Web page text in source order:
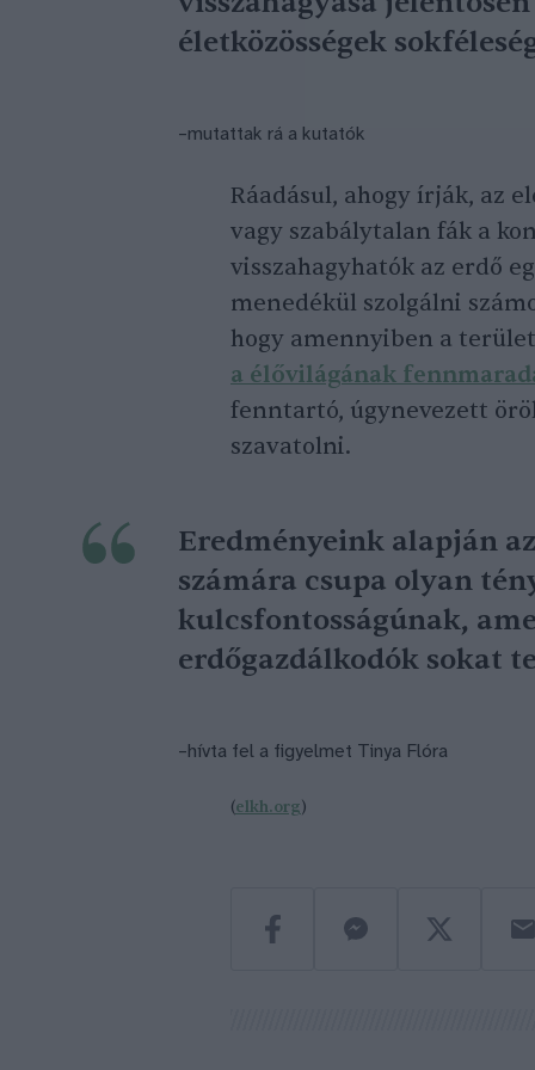
életközösségek
–mutattak rá a kutatók
Ráadásul, ahogy írják, az
vagy szabálytalan fák a
visszahagyhatók az erdő
menedékül szolgálni
hogy amennyiben a
a élővilágának
fenntartó, úgynevezett
szavatolni.
Eredményeink alapján
számára csupa olyan
kulcsfontosságúnak,
erdőgazdálkodók sokat
–hívta fel a figyelmet Tinya Flóra
(elkh.org)